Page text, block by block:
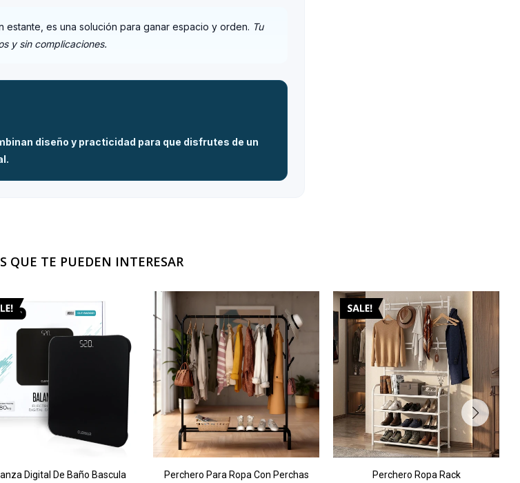
estante, es una solución para ganar espacio y orden. Tu
y sin complicaciones.
diseño y practicidad para que disfrutes de un
QUE TE PUEDEN INTERESAR
Digital De Baño Bascula
Perchero Para Ropa Con Perchas
Perchero Ropa Rack